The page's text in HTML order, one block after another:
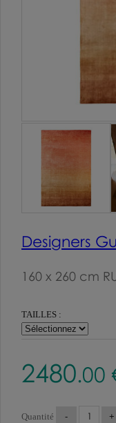
Designers
160 x 260 cm
TAILLES :
2480.00
Quantité